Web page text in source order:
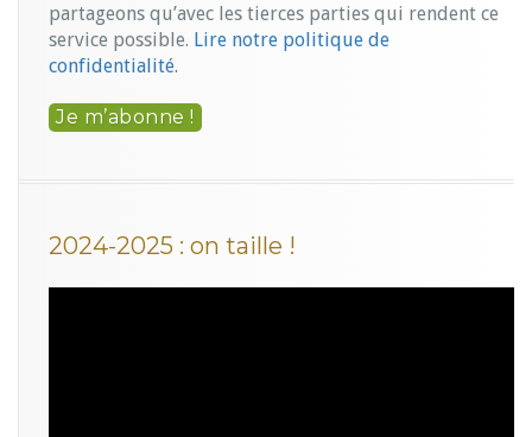
partageons qu’avec les tierces parties qui rendent ce
service possible. Lire notre politique de
confidentialité.
2024-2025 : on taille !